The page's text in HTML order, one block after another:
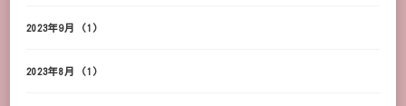
2023年9月 (1)
2023年8月 (1)